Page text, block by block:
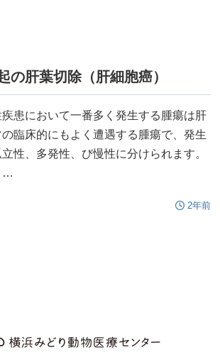
の肝葉切除（肝細胞癌）
患において一番多く発生する腫瘍は肝
臨床的にもよく遭遇する腫瘍で、発生
性、多発性、び慢性に分けられます。
…
2年前